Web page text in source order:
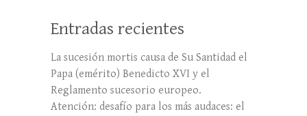
Entradas recientes
La sucesión mortis causa de Su Santidad el
Papa (emérito) Benedicto XVI y el
Reglamento sucesorio europeo.
Atención: desafío para los más audaces: el